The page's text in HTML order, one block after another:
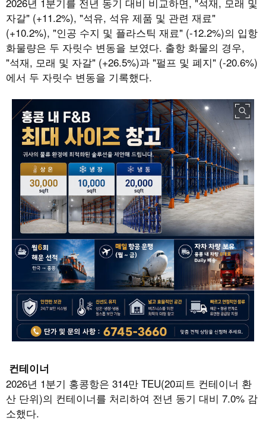
자갈" (+11.2%), "석유, 석유 제품 및 관련 재료"
(+10.2%), "인공 수지 및 플라스틱 재료" (-12.2%)의 입항
화물량은 두 자릿수 변동을 보였다. 출항 화물의 경우,
"석재, 모래 및 자갈" (+26.5%)과 "펄프 및 폐지" (-20.6%)
에서 두 자릿수 변동을 기록했다.
컨테이너
2026년 1분기 홍콩항은 314만 TEU(20피트 컨테이너 환
산 단위)의 컨테이너를 처리하여 전년 동기 대비 7.0% 감
소했다.